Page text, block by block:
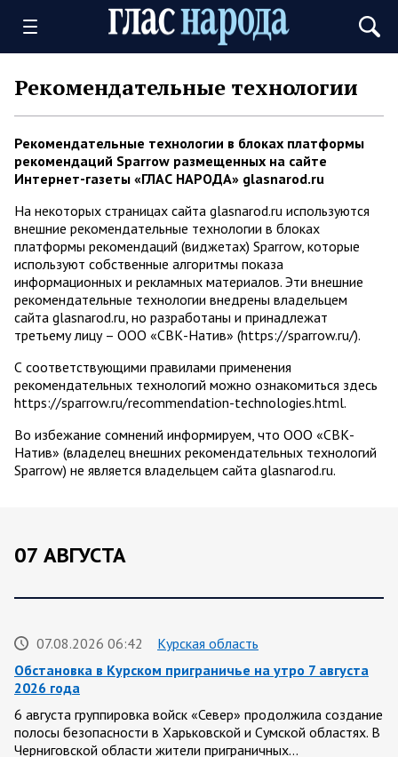
Рекомендательные технологии
Рекомендательные технологии в блоках платформы
рекомендаций Sparrow размещенных на сайте
Интернет-газеты «ГЛАС НАРОДА» glasnarod.ru
На некоторых страницах сайта glasnarod.ru используются
внешние рекомендательные технологии в блоках
платформы рекомендаций (виджетах) Sparrow, которые
используют собственные алгоритмы показа
информационных и рекламных материалов. Эти внешние
рекомендательные технологии внедрены владельцем
сайта glasnarod.ru, но разработаны и принадлежат
третьему лицу – ООО «СВК-Натив» (https://sparrow.ru/).
С соответствующими правилами применения
рекомендательных технологий можно ознакомиться здесь
https://sparrow.ru/recommendation-technologies.html.
Во избежание сомнений информируем, что ООО «СВК-
Натив» (владелец внешних рекомендательных технологий
Sparrow) не является владельцем сайта glasnarod.ru.
07 АВГУСТА
07.08.2026 06:42
Курская область
Обстановка в Курском приграничье на утро 7 августа
2026 года
6 августа группировка войск «Север» продолжила создание
полосы безопасности в Харьковской и Сумской областях. В
Черниговской области жители приграничных…